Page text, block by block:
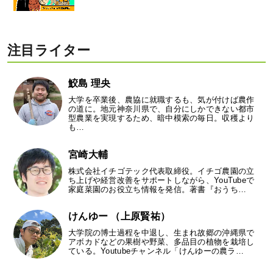
注目ライター
鮫島 理央
大学を卒業後、農協に就職するも、気が付けば農作
の道に。地元神奈川県で、自分にしかできない都市
型農業を実現するため、暗中模索の毎日。収穫より
も…
宮崎大輔
株式会社イチゴテック代表取締役。イチゴ農園の立
ち上げや経営改善をサポートしながら、YouTubeで
家庭菜園のお役立ち情報を発信。著書『おうち…
けんゆー （上原賢祐）
大学院の博士過程を中退し、生まれ故郷の沖縄県で
アボカドなどの果樹や野菜、多品目の植物を栽培し
ている。Youtubeチャンネル「けんゆーの農ラ…